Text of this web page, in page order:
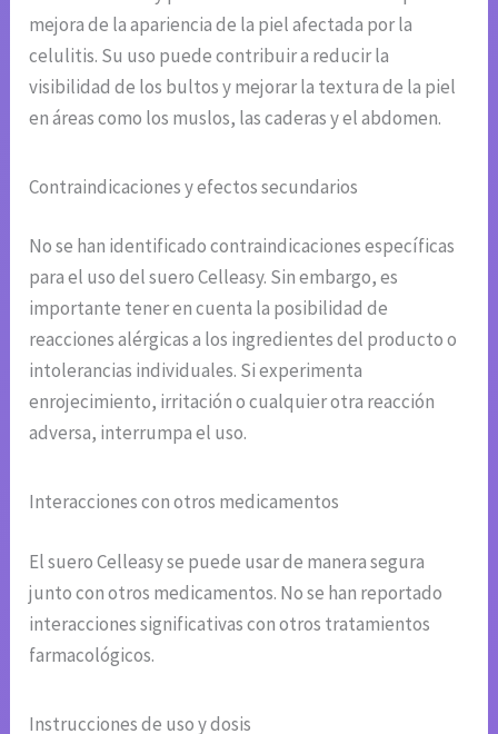
mejora de la apariencia de la piel afectada por la
celulitis. Su uso puede contribuir a reducir la
visibilidad de los bultos y mejorar la textura de la piel
en áreas como los muslos, las caderas y el abdomen.
Contraindicaciones y efectos secundarios
No se han identificado contraindicaciones específicas
para el uso del suero Celleasy. Sin embargo, es
importante tener en cuenta la posibilidad de
reacciones alérgicas a los ingredientes del producto o
intolerancias individuales. Si experimenta
enrojecimiento, irritación o cualquier otra reacción
adversa, interrumpa el uso.
Interacciones con otros medicamentos
El suero Celleasy se puede usar de manera segura
junto con otros medicamentos. No se han reportado
interacciones significativas con otros tratamientos
farmacológicos.
Instrucciones de uso y dosis